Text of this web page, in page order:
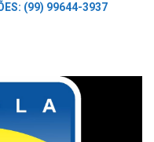
(99) 99644-3937